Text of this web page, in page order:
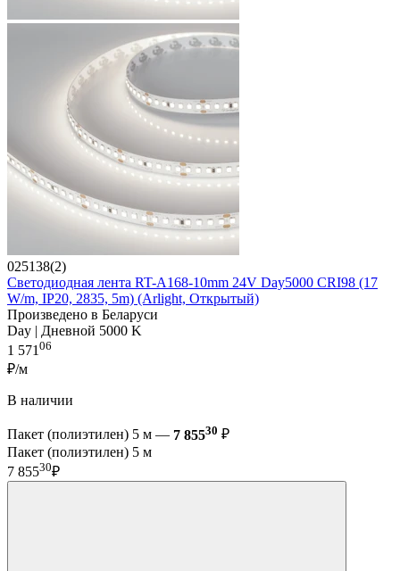
025138(2)
Светодиодная лента RT-A168-10mm 24V Day5000 CRI98 (17
W/m, IP20, 2835, 5m) (Arlight, Открытый)
Произведено в Беларуси
Day | Дневной 5000 K
1 57106
₽/м
В наличии
Пакет (полиэтилен) 5 м — 7 85530 ₽
Пакет (полиэтилен) 5 м
7 85530₽